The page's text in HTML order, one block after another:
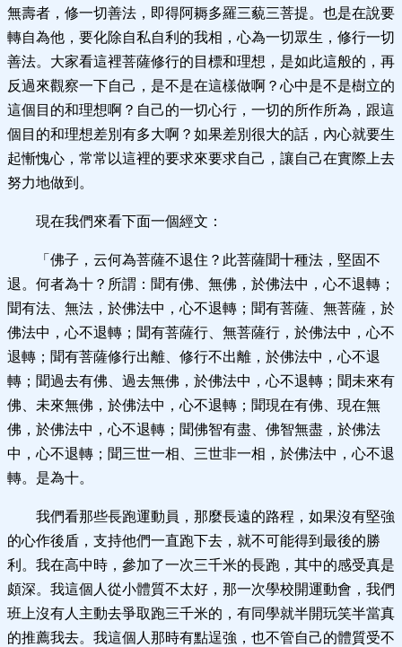
無壽者，修一切善法，即得阿耨多羅三藐三菩提。也是在說要
轉自為他，要化除自私自利的我相，心為一切眾生，修行一切
善法。大家看這裡菩薩修行的目標和理想，是如此這般的，再
反過來觀察一下自己，是不是在這樣做啊？心中是不是樹立的
這個目的和理想啊？自己的一切心行，一切的所作所為，跟這
個目的和理想差別有多大啊？如果差別很大的話，內心就要生
起慚愧心，常常以這裡的要求來要求自己，讓自己在實際上去
努力地做到。
現在我們來看下面一個經文：
「佛子，云何為菩薩不退住？此菩薩聞十種法，堅固不
退。何者為十？所謂：聞有佛、無佛，於佛法中，心不退轉；
聞有法、無法，於佛法中，心不退轉；聞有菩薩、無菩薩，於
佛法中，心不退轉；聞有菩薩行、無菩薩行，於佛法中，心不
退轉；聞有菩薩修行出離、修行不出離，於佛法中，心不退
轉；聞過去有佛、過去無佛，於佛法中，心不退轉；聞未來有
佛、未來無佛，於佛法中，心不退轉；聞現在有佛、現在無
佛，於佛法中，心不退轉；聞佛智有盡、佛智無盡，於佛法
中，心不退轉；聞三世一相、三世非一相，於佛法中，心不退
轉。是為十。
我們看那些長跑運動員，那麼長遠的路程，如果沒有堅強
的心作後盾，支持他們一直跑下去，就不可能得到最後的勝
利。我在高中時，參加了一次三千米的長跑，其中的感受真是
頗深。我這個人從小體質不太好，那一次學校開運動會，我們
班上沒有人主動去爭取跑三千米的，有同學就半開玩笑半當真
的推薦我去。我這個人那時有點逞強，也不管自己的體質受不